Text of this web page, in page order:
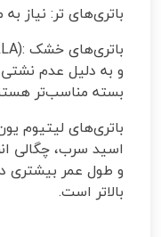
باتری‌های تر: نیاز
باتری‌های خشک
و به دلیل عدم
بسته مناسب‌تر
باتری‌های لیتیوم
اسید سرب، چگالی
و طول عمر بیشتری
بالاتر است.